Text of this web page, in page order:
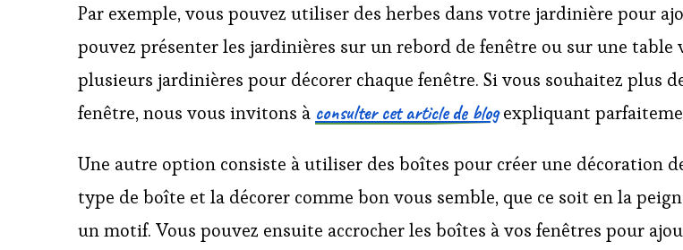
Par exemple, vous pouvez utiliser des herbes dans votre jardinière pour
pouvez présenter les jardinières sur un rebord de fenêtre ou sur une table
plusieurs jardinières pour décorer chaque fenêtre. Si vous souhaitez plus
fenêtre, nous vous invitons à consulter cet article de blogexpliquant
Une autre option consiste à utiliser des boîtes pour créer une décoration
type de boîte et la décorer comme bon vous semble, que ce soit en la
un motif. Vous pouvez ensuite accrocher les boîtes à vos fenêtres pour